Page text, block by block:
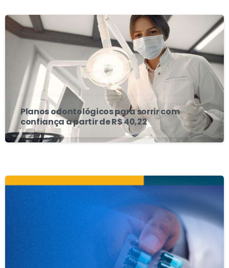
Planos odontológicos para sorrir com
confiança a partir de R$ 40,22